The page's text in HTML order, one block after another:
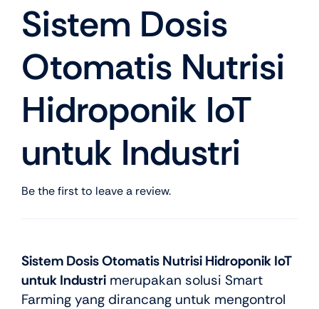
Sistem Dosis
Otomatis Nutrisi
Hidroponik IoT
untuk Industri
Be the first to leave a review.
Sistem Dosis Otomatis Nutrisi Hidroponik IoT
untuk Industri merupakan solusi Smart
Farming yang dirancang untuk mengontrol